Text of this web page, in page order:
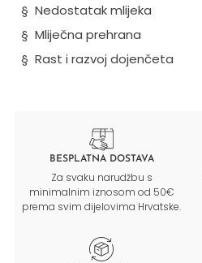
§ Nedostatak mlijeka
§ Mliječna prehrana
§ Rast i razvoj dojenčeta
BESPLATNA DOSTAVA
Za svaku narudžbu s
minimalnim iznosom od 50€
prema svim dijelovima Hrvatske.